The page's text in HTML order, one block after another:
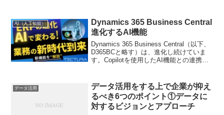
ついて...
AI（人工知能）
Dynamics 365 Business Central
進化するAI機能
Dynamics 365 Business Central（以下、
D365BCと略す）は、進化し続けていま
す。Copilotを使用したAI機能との連携も
たD365...
データ活用
データ活用をする上で企業が抑え
るべき6つのポイント①データに
対するビジョンとアプローチ